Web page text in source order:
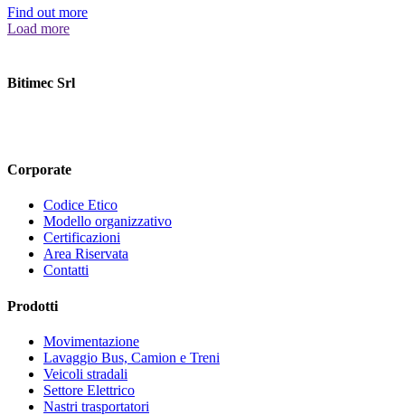
Find out more
Load more
Bitimec Srl
Corporate
Codice Etico
Modello organizzativo
Certificazioni
Area Riservata
Contatti
Prodotti
Movimentazione
Lavaggio Bus, Camion e Treni
Veicoli stradali
Settore Elettrico
Nastri trasportatori